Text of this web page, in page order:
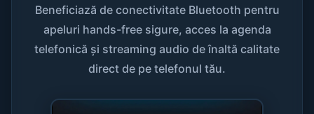
Beneficiază de conectivitate Bluetooth pentru
apeluri hands-free sigure, acces la agenda
telefonică și streaming audio de înaltă calitate
direct de pe telefonul tău.